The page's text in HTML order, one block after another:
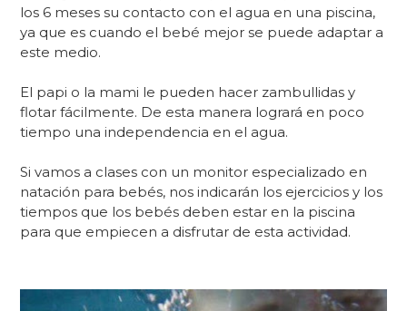
los 6 meses su contacto con el agua en una piscina,
ya que es cuando el bebé mejor se puede adaptar a
este medio.
El papi o la mami le pueden hacer zambullidas y
flotar fácilmente. De esta manera logrará en poco
tiempo una independencia en el agua.
Si vamos a clases con un monitor especializado en
natación para bebés, nos indicarán los ejercicios y los
tiempos que los bebés deben estar en la piscina
para que empiecen a disfrutar de esta actividad.